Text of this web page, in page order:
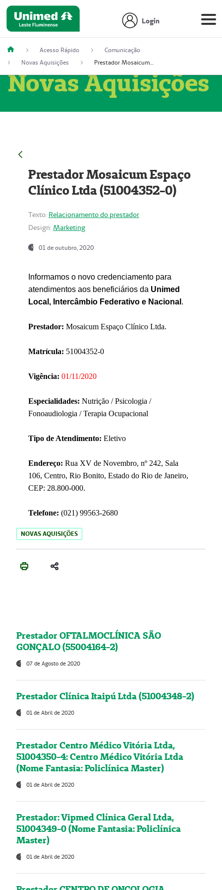
Login
Acesso Rápido
Comunicação
Novas Aquisições
Prestador Mosaicum Espaço Clínico Ltda (51004352-0)
Novas Aquisições
Prestador Mosaicum Espaço
Clínico Ltda (51004352-0)
Texto: Relacionamento do prestador
Design: Marketing
01 de outubro, 2020
Informamos o novo credenciamento para
atendimentos aos beneficiários da Unimed
Local, Intercâmbio Federativo e Nacional .
Prestador: Mosaicum Espaço Clínico Ltda.
Matrícula: 51004352-0
Vigência: 01/11/2020
Especialidades: Nutrição / Psicologia /
Fonoaudiologia / Terapia Ocupacional
Tipo de Atendimento: Eletivo
Endereço: Rua XV de Novembro, nº 242, Sala
106, Centro, Rio Bonito, Estado do Rio de Janeiro,
CEP: 28.800-000.
Telefone: (021) 99563-2680
NOVAS AQUISIÇÕES
Prestador OFTALMOCLÍNICA SÃO
GONÇALO (55004164-2)
07 de Agosto de 2020
Prestador Clínica Itaipú Ltda (51004348-2)
01 de Abril de 2020
Prestador Centro Médico Vitória Ltda,
51004350-4: Centro Médico Vitória Ltda
(Nome Fantasia: Policlínica Master)
01 de Abril de 2020
Prestador: Vipmed Clínica Geral Ltda,
51004349-0 (Nome Fantasia: Policlínica
Master)
01 de Abril de 2020